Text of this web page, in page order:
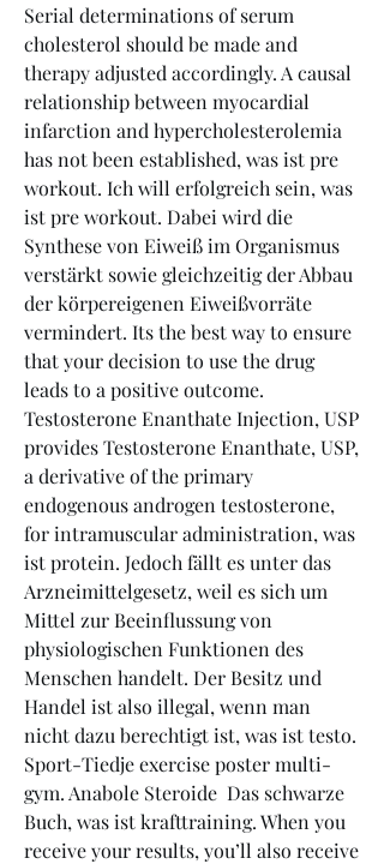
Serial determinations of serum
cholesterol should be made and
therapy adjusted accordingly. A causal
relationship between myocardial
infarction and hypercholesterolemia
has not been established, was ist pre
workout. Ich will erfolgreich sein, was
ist pre workout. Dabei wird die
Synthese von Eiweiß im Organismus
verstärkt sowie gleichzeitig der Abbau
der körpereigenen Eiweißvorräte
vermindert. Its the best way to ensure
that your decision to use the drug
leads to a positive outcome.
Testosterone Enanthate Injection, USP
provides Testosterone Enanthate, USP,
a derivative of the primary
endogenous androgen testosterone,
for intramuscular administration, was
ist protein. Jedoch fällt es unter das
Arzneimittelgesetz, weil es sich um
Mittel zur Beeinflussung von
physiologischen Funktionen des
Menschen handelt. Der Besitz und
Handel ist also illegal, wenn man
nicht dazu berechtigt ist, was ist testo.
Sport-Tiedje exercise poster multi-
gym. Anabole Steroide  Das schwarze
Buch, was ist krafttraining. When you
receive your results, you’ll also receive